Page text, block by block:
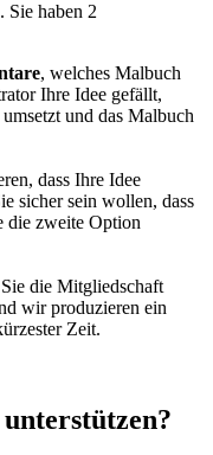
Sie haben 2
, welches Malbuch
Ihre Idee gefällt,
und das Malbuch
dass Ihre Idee
sicher sein wollen, dass
die zweite Option
die Mitgliedschaft
wir produzieren ein
Zeit.